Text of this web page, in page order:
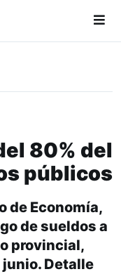
80% del
públicos
de Economía,
de sueldos a
provincial,
Detalle